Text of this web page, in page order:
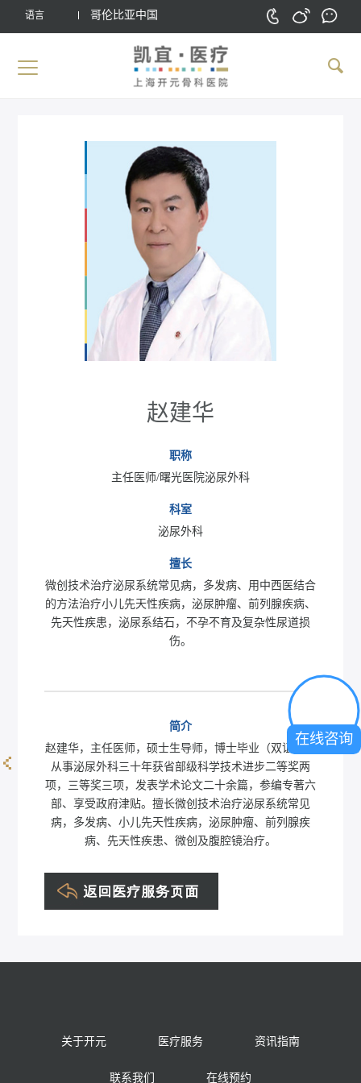
语言 哥伦比亚中国
赵建华
职称
主任医师/曙光医院泌尿外科
科室
泌尿外科
擅长
微创技术治疗泌尿系统常见病，多发病、用中西医结合
的方法治疗小儿先天性疾病，泌尿肿瘤、前列腺疾病、
先天性疾患，泌尿系结石，不孕不育及复杂性尿道损
伤。
简介
赵建华，主任医师，硕士生导师，博士毕业（双证），
从事泌尿外科三十年获省部级科学技术进步二等奖两
项，三等奖三项，发表学术论文二十余篇，参编专著六
部、享受政府津贴。擅长微创技术治疗泌尿系统常见
病，多发病、小儿先天性疾病，泌尿肿瘤、前列腺疾
病、先天性疾患、微创及腹腔镜治疗。
关于开元 医疗服务 资讯指南
联系我们 在线预约
王学雷
在线咨询